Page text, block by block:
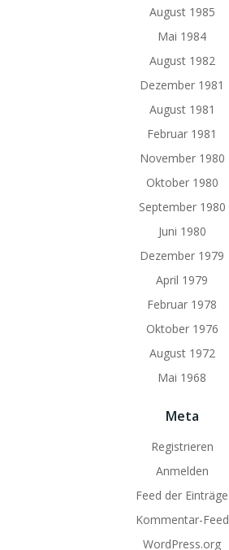
August 1985
Mai 1984
August 1982
Dezember 1981
August 1981
Februar 1981
November 1980
Oktober 1980
September 1980
Juni 1980
Dezember 1979
April 1979
Februar 1978
Oktober 1976
August 1972
Mai 1968
Meta
Registrieren
Anmelden
Feed der Einträge
Kommentar-Feed
WordPress.org